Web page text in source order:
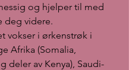
og hjelper til med
deg videre.
vokser i ørkenstrøk i
Afrika (Somalia,
deler av Kenya), Saudi-